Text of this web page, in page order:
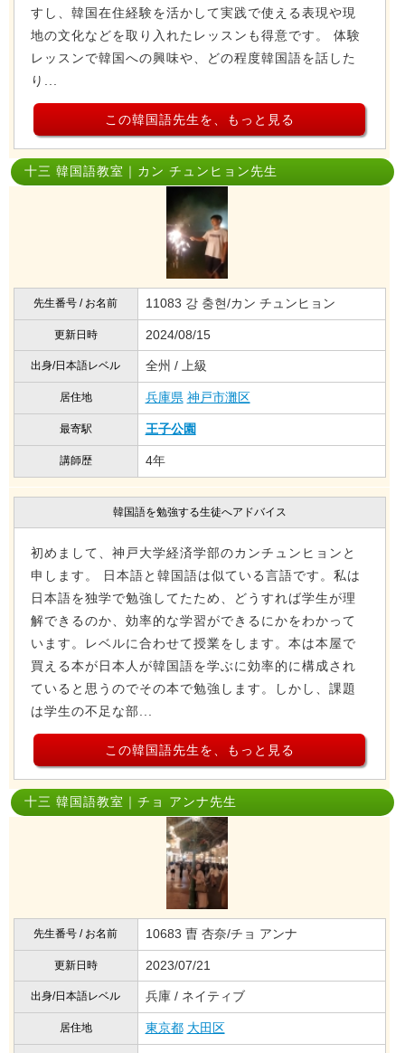
すし、韓国在住経験を活かして実践で使える表現や現
地の文化などを取り入れたレッスンも得意です。 体験
レッスンで韓国への興味や、どの程度韓国語を話した
り...
この韓国語先生を、もっと見る
十三 韓国語教室｜カン チュンヒョン先生
先生番号 / お名前 11083 강 충현/カン チュンヒョン
更新日時 2024/08/15
出身/日本語レベル 全州 / 上級
居住地 兵庫県 神戸市灘区
最寄駅 王子公園
講師歴 4年
韓国語を勉強する生徒へアドバイス
初めまして、神戸大学経済学部のカンチュンヒョンと
申します。 日本語と韓国語は似ている言語です。私は
日本語を独学で勉強してたため、どうすれば学生が理
解できるのか、効率的な学習ができるにかをわかって
います。レベルに合わせて授業をします。本は本屋で
買える本が日本人が韓国語を学ぶに効率的に構成され
ていると思うのでその本で勉強します。しかし、課題
は学生の不足な部...
この韓国語先生を、もっと見る
十三 韓国語教室｜チョ アンナ先生
先生番号 / お名前 10683 曺 杏奈/チョ アンナ
更新日時 2023/07/21
出身/日本語レベル 兵庫 / ネイティブ
居住地 東京都 大田区